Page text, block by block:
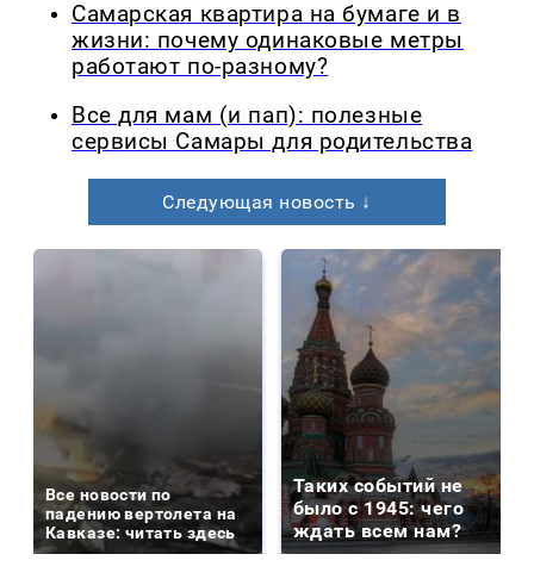
Самарская квартира на бумаге и в
жизни: почему одинаковые метры
работают по-разному?
Все для мам (и пап): полезные
сервисы Самары для родительства
Следующая новость ↓
Все новости по
падению вертолета на
Кавказе: читать здесь
Таких событий не
было с 1945: чего
ждать всем нам?